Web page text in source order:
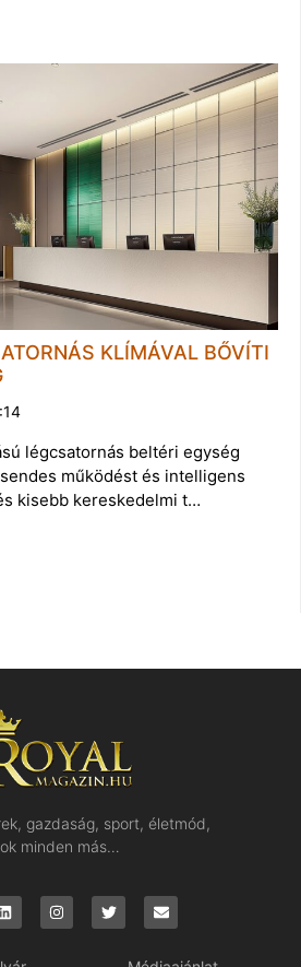
KLÍMÁVAL BŐVÍTI
légcsatornás beltéri egység
működést és intelligens
kisebb kereskedelmi t…
gazdaság, sport, életmód,
minden más…